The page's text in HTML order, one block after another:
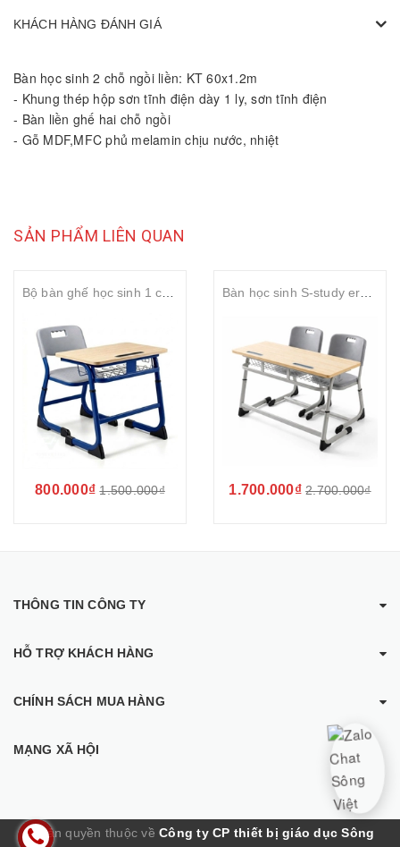
KHÁCH HÀNG ĐÁNH GIÁ
Bàn học sinh 2 chỗ ngồi liền: KT 60x1.2m
- Khung thép hộp sơn tĩnh điện dày 1 ly, sơn tĩnh điện
- Bàn liền ghế hai chỗ ngồi
- Gỗ MDF,MFC phủ melamin chịu nước, nhiệt
SẢN PHẨM LIÊN QUAN
800.000₫ 1.500.000₫ 1.700.000₫ 2.700.000₫
THÔNG TIN CÔNG TY
HỖ TRỢ KHÁCH HÀNG
CHÍNH SÁCH MUA HÀNG
MẠNG XÃ HỘI
© Bản quyền thuộc về Công ty CP thiết bị giáo dục Sông